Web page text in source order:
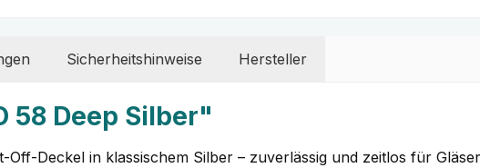
Sicherheitshinweise Hersteller
58 Deep Silber"
Deckel in klassischem Silber – zuverlässig und zeitlos für